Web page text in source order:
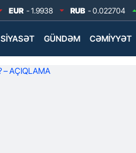
EUR - 1.9938 RUB - 0.022704
SIYASƏT GÜNDƏM CƏMIYYƏT